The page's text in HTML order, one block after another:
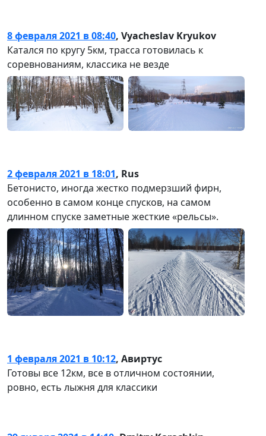
8 февраля 2021 в 08:40, Vyacheslav Kryukov
Катался по кругу 5км, трасса готовилась к
соревнованиям, классика не везде
2 февраля 2021 в 18:01, Rus
Бетонисто, иногда жестко подмерзший фирн,
особенно в самом конце спусков, на самом
длинном спуске заметные жесткие «рельсы».
1 февраля 2021 в 10:12, Авиртус
Готовы все 12км, все в отличном состоянии,
ровно, есть лыжня для классики